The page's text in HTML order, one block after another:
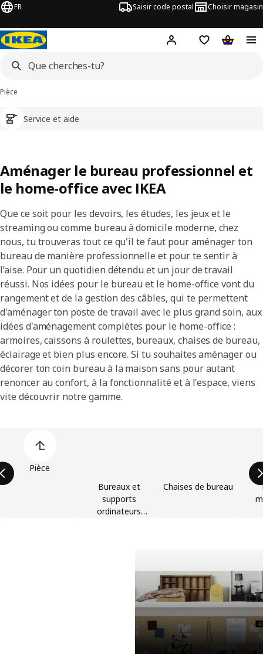
FR Saisir code postal Choisir magasin
Hej! Connecte-toi
Liste d'achats
Panier
Pièce
Service et aide
Aménager le bureau professionnel et
le home-office avec IKEA
Que ce soit pour les devoirs, les études, les jeux et le
streaming ou comme bureau à domicile moderne, chez
nous, tu trouveras tout ce qu'il te faut pour aménager ton
bureau de manière professionnelle et pour te sentir à
l’aise. Pour un quotidien détendu et un jour de travail
réussi. Nos idées pour le bureau et le home-office vont du
rangement et de la gestion des câbles, qui te permettent
d'aménager ton poste de travail avec le plus grand soin, aux
idées d'aménagement complètes pour le home-office :
armoires, caissons à roulettes, bureaux, chaises de bureau,
éclairage et bien plus encore. Si tu souhaites aménager ou
décorer ton coin bureau à la maison sans pour autant
renoncer au confort, à la fonctionnalité et à l'espace, viens
vite découvrir notre gamme.
Pièce
Bureaux et
supports
ordinateurs
Chaises de bureau
Toutes les idées
pour ton espace
de travail